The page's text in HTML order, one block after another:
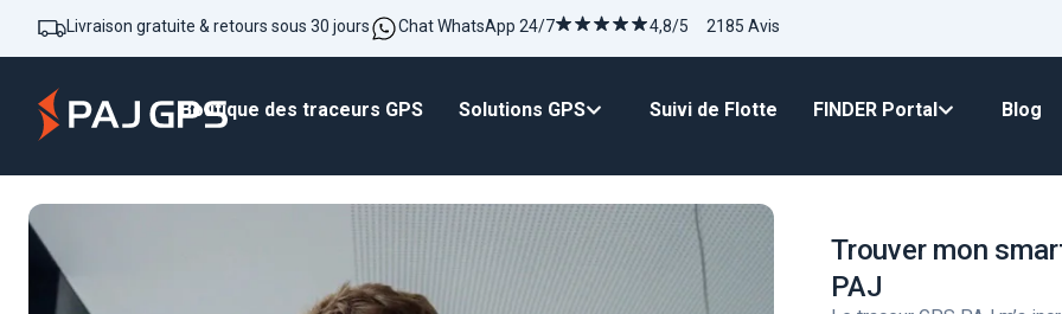
Livraison gratuite & retours sous 30 jours Chat WhatsApp 24/7 4,8/5 2185 Avis
Boutique des traceurs GPS Solutions GPS Suivi de Flotte FINDER Portal Blog
Trouver mon
PAJ